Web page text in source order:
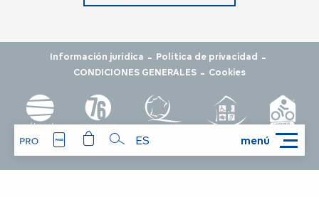
menú
Buscar
ES
Información jurídica - Política de privacidad -
CONDICIONES GENERALES - Cookies